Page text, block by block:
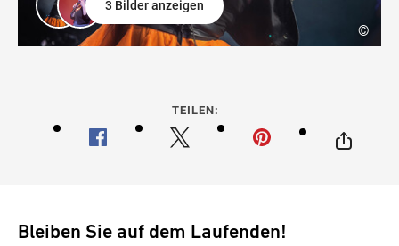
©
3 Bilder anzeigen
TEILEN:
Bleiben Sie auf dem Laufenden!